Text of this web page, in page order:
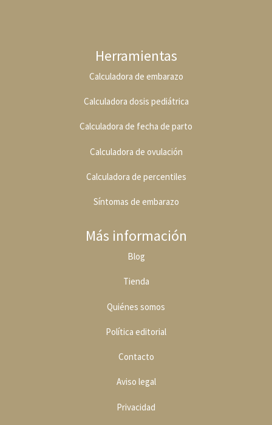
Herramientas
Calculadora de embarazo
Calculadora dosis pediátrica
Calculadora de fecha de parto
Calculadora de ovulación
Calculadora de percentiles
Síntomas de embarazo
Más información
Blog
Tienda
Quiénes somos
Política editorial
Contacto
Aviso legal
Privacidad